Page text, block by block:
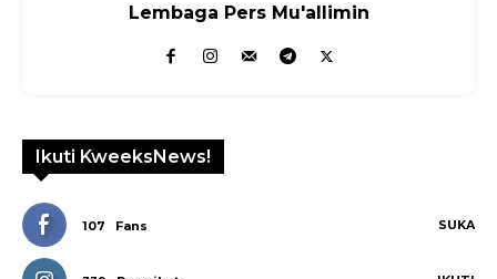
Lembaga Pers Mu'allimin
Ikuti KweeksNews!
107 Fans SUKA